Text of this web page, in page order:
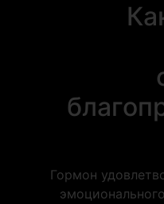
Гормон